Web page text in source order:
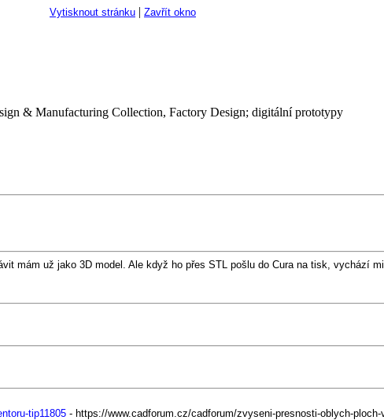
Vytisknout stránku | Zavřít okno
& Manufacturing Collection, Factory Design; digitální prototypy
mám už jako 3D model. Ale když ho přes STL pošlu do Cura na tisk, vychází
tip11805- https://www.cadforum.cz/cadforum/zvyseni-presnosti-oblych-ploch-